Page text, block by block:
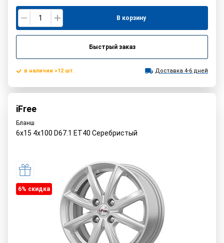
В корзину
Быстрый заказ
в наличии >12 шт. Доставка 4-6 дней
iFree
Бланш
6x15 4x100 D67.1 ET40 Серебристый
6% cкидка